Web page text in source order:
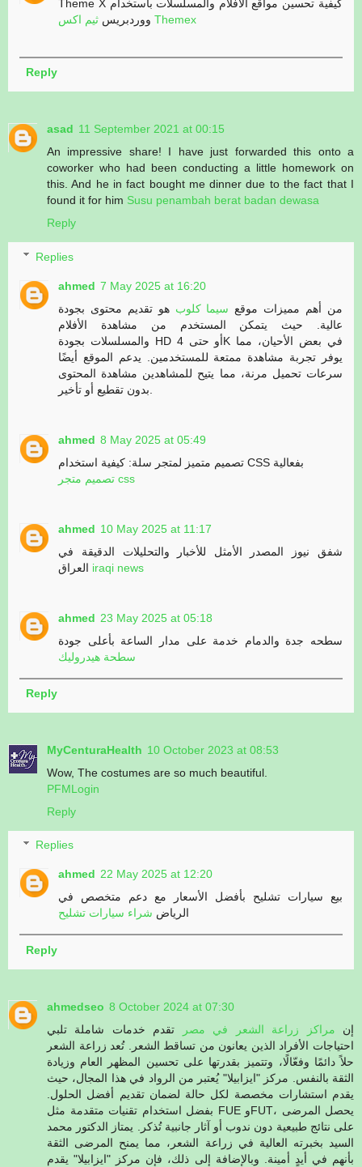
Theme X كيفية تحسين مواقع الأفلام والمسلسلات باستخدام
ووردبريس ثيم اكس Themex
Reply
asad 11 September 2021 at 00:15
An impressive share! I have just forwarded this onto a
coworker who had been conducting a little homework on
this. And he in fact bought me dinner due to the fact that I
found it for him Susu penambah berat badan dewasa
Reply
Replies
ahmed 7 May 2025 at 16:20
من أهم مميزات موقع سيما كلوب هو تقديم محتوى بجودة
عالية. حيث يتمكن المستخدم من مشاهدة الأفلام
والمسلسلات بجودة HD أو حتى 4K في بعض الأحيان، مما
يوفر تجربة مشاهدة ممتعة للمستخدمين. يدعم الموقع أيضًا
سرعات تحميل مرنة، مما يتيح للمشاهدين مشاهدة المحتوى
ahmed 8 May 2025 at 05:49
تصميم متميز لمتجر سلة: كيفية استخدام CSS بفعالية
تصميم متجر css
ahmed 10 May 2025 at 11:17
شفق نيوز المصدر الأمثل للأخبار والتحليلات الدقيقة في
iraqi news
ahmed 23 May 2025 at 05:18
سطحه جدة والدمام خدمة على مدار الساعة بأعلى جودة
سطحة هيدروليك
Reply
MyCenturaHealth 10 October 2023 at 08:53
Wow, The costumes are so much beautiful.
PFMLogin
Reply
Replies
ahmed 22 May 2025 at 12:20
بيع سيارات تشليح بأفضل الأسعار مع دعم متخصص في
الرياض شراء سيارات تشليح
Reply
ahmedseo 8 October 2024 at 07:30
إن مراكز زراعة الشعر في مصر
تقدم خدمات شاملة تلبي
احتياجات الأفراد الذين يعانون من تساقط الشعر. تُعد زراعة الشعر
حلاً دائمًا وفعّالًا، وتتميز بقدرتها على تحسين المظهر العام وزيادة
الثقة بالنفس. مركز "ايزابيلا" يُعتبر من الرواد في هذا المجال، حيث
يقدم استشارات مخصصة لكل حالة لضمان تقديم أفضل الحلول.
بفضل استخدام تقنيات متقدمة مثل FUE وFUT، يحصل المرضى
على نتائج طبيعية دون ندوب أو آثار جانبية تُذكر. يمتاز الدكتور محمد
السيد بخبرته العالية في زراعة الشعر، مما يمنح المرضى الثقة
بأنهم في أيدٍ أمينة. وبالإضافة إلى ذلك، فإن مركز "ايزابيلا" يقدم